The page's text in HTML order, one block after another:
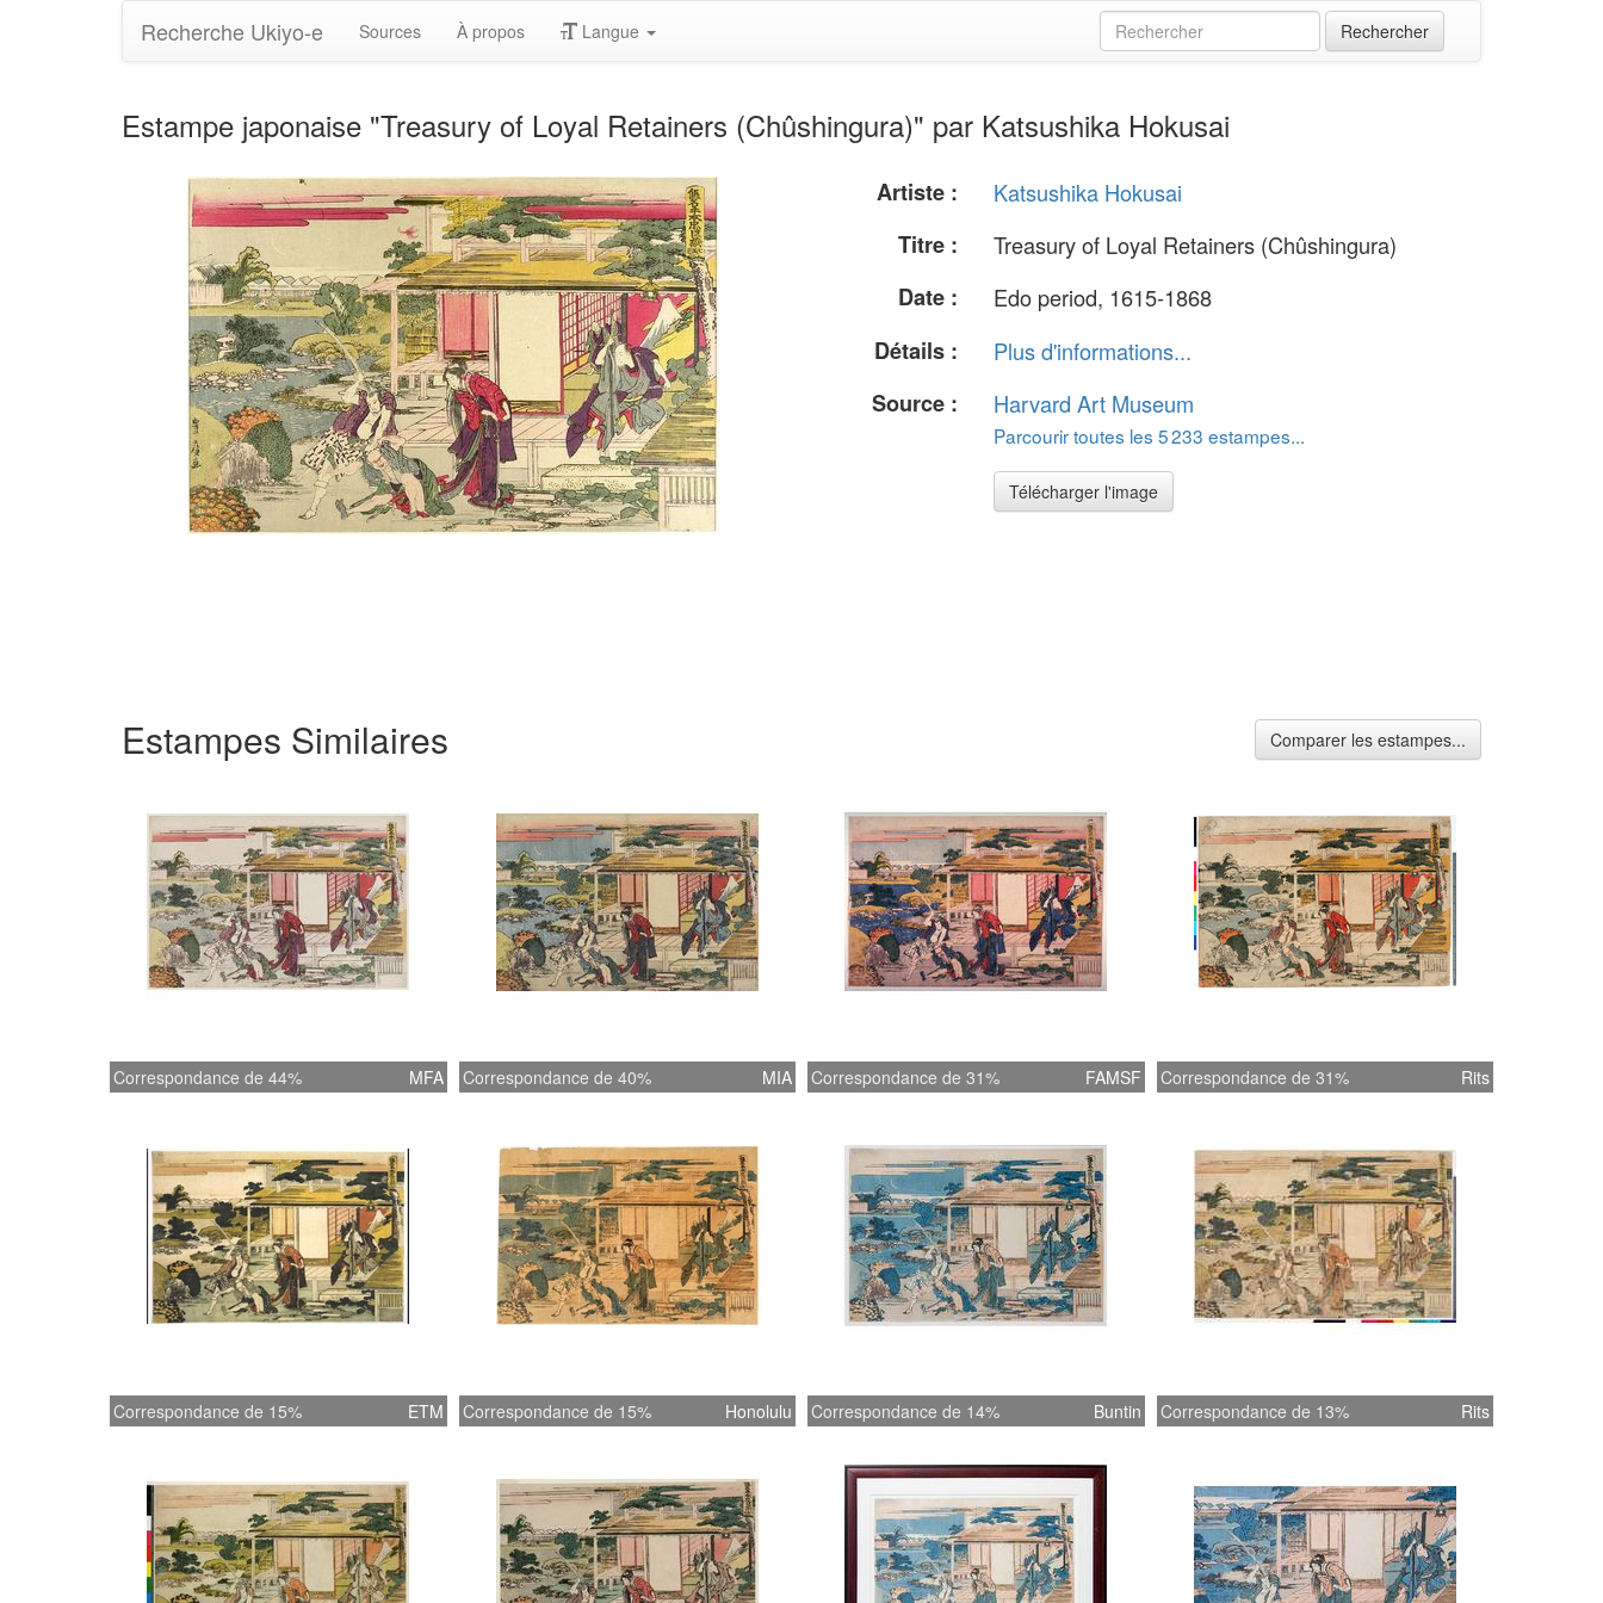
Recherche Ukiyo-e Sources À propos Langue
Estampe japonaise "Treasury of Loyal Retainers (Chûshingura)" par Katsushika Hokusai
Artiste :
Katsushika Hokusai
Titre :
Treasury of Loyal Retainers (Chûshingura)
Date :
Edo period, 1615-1868
Détails :
Plus d'informations...
Source :
Harvard Art Museum
Parcourir toutes les 5 233 estampes...
Télécharger l'image
Estampes Similaires Comparer les estampes...
Correspondance de 44% MFA Correspondance de 40% MIA Correspondance de 31% FAMSF Correspondance de 31% Rits
Correspondance de 15% ETM Correspondance de 15% Honolulu Correspondance de 14% Buntin Correspondance de 13% Rits